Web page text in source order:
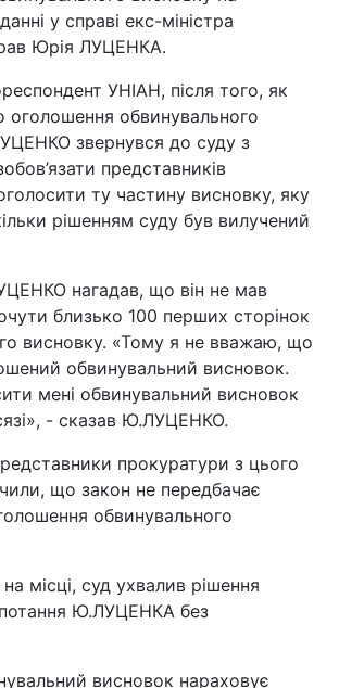
у справі екс-міністра
Юрія ЛУЦЕНКА.
УНІАН, після того, як
оголошення обвинувального
звернувся до суду з
представників
ту частину висновку, яку
рішенням суду був вилучений
нагадав, що він не мав
близько 100 перших сторінок
висновку. «Тому я не вважаю, що
обвинувальний висновок.
мені обвинувальний висновок
- сказав Ю.ЛУЦЕНКО.
прокуратури з цього
що закон не передбачає
обвинувального
місці, суд ухвалив рішення
Ю.ЛУЦЕНКА без
висновок нараховує